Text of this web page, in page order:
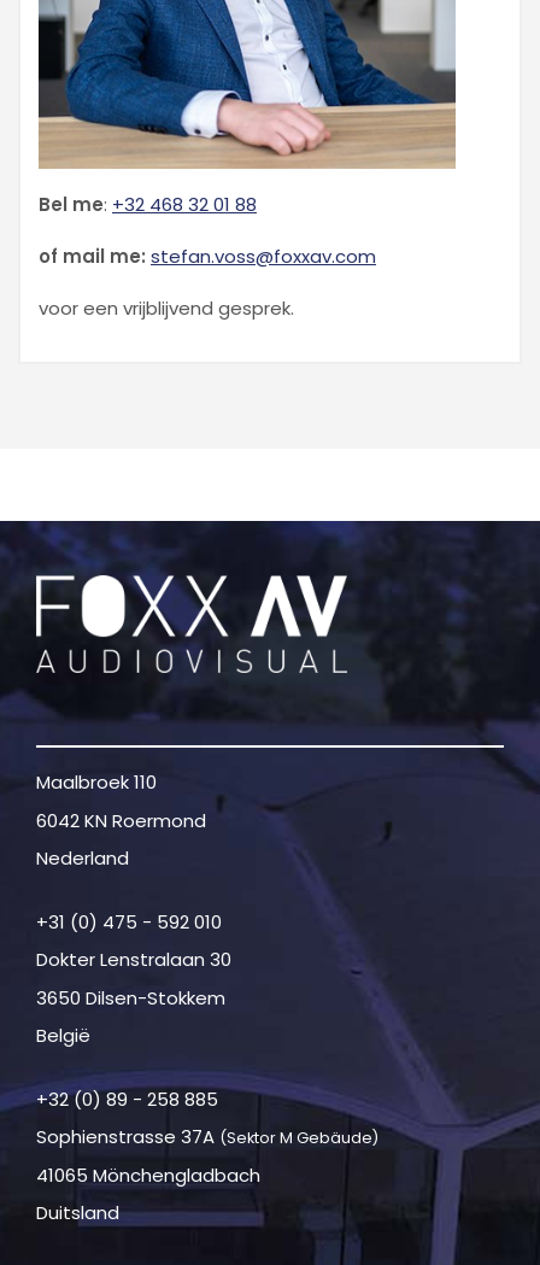
Bel me: +32 468 32 01 88
of mail me: stefan.voss@foxxav.com
voor een vrijblijvend gesprek.
Maalbroek 110
6042 KN Roermond
Nederland
+31 (0) 475 - 592 010
Dokter Lenstralaan 30
3650 Dilsen-Stokkem
België
+32 (0) 89 - 258 885
Sophienstrasse 37A (Sektor M Gebäude)
41065 Mönchengladbach
Duitsland